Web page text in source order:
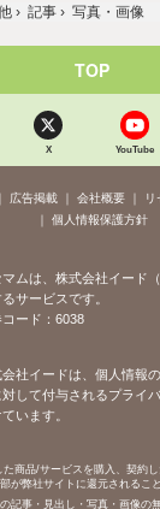
› 記事 › 写真・画像
TOP
X YouTube
広告掲載 会社概要
個人情報保護方針
マムは、株式会社イード
サービスです。
ード：6038
会社イードは、個人情報
して付与されるプライ
います。
た商品/サービスを購入、契約し
が弊社サイトに還元されるこ
記事・見出し・写真・画像の